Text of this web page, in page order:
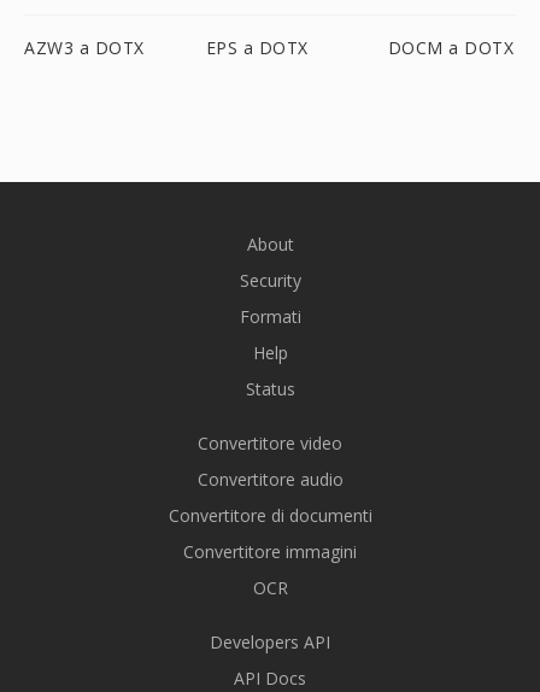
AZW3 a DOTX EPS a DOTX DOCM a DOTX
About
Security
Formati
Help
Status
Convertitore video
Convertitore audio
Convertitore di documenti
Convertitore immagini
OCR
Developers API
API Docs